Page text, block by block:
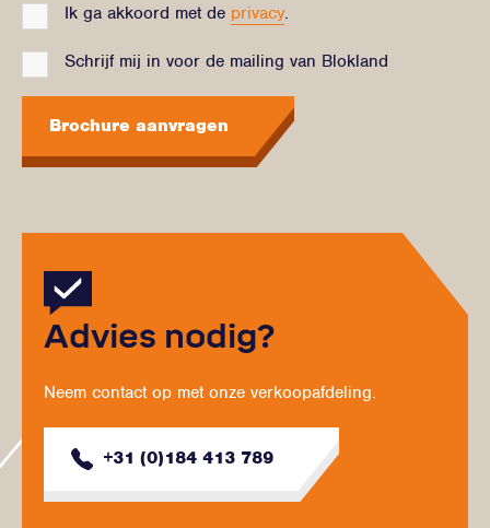
Ik ga akkoord met de privacy.
Schrijf mij in voor de mailing van Blokland
Brochure aanvragen
Advies nodig?
Neem contact op met onze verkoopafdeling.
+31 (0)184 413 789